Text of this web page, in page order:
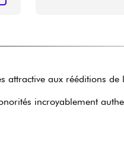
attractive aux rééditions de
incroyablement